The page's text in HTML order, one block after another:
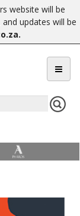
website will be
updates will be
.